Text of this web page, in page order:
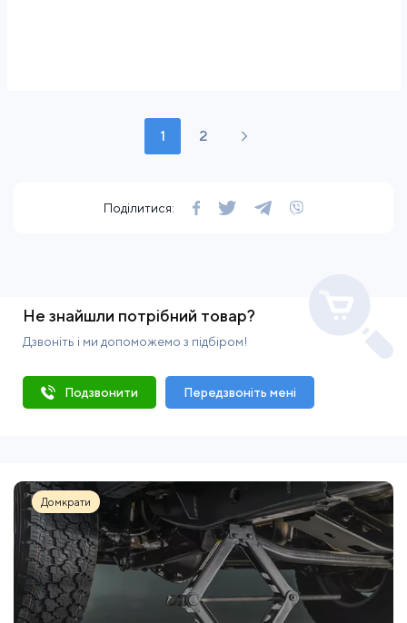
1 2
Поділитися:
Не знайшли потрібний товар?
Дзвоніть і ми допоможемо з підбіром!
Подзвонити Передзвоніть мені
Домкрати